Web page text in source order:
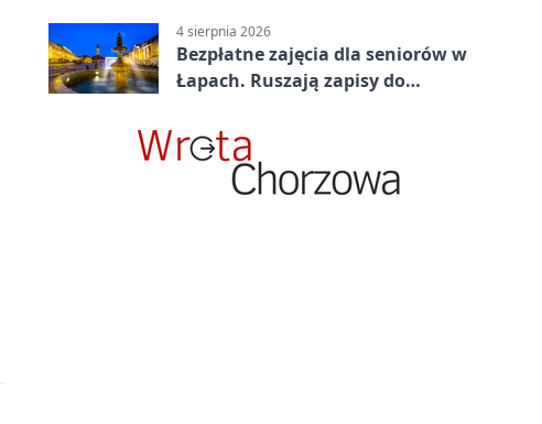
4 sierpnia 2026
Bezpłatne zajęcia dla seniorów w
Łapach. Ruszają zapisy do